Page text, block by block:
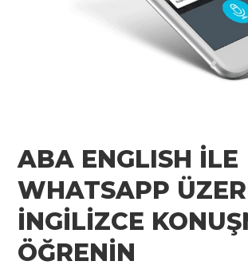
ABA ENGLISH İLE
WHATSAPP
İNGİLİZCE
ÖĞRENİN